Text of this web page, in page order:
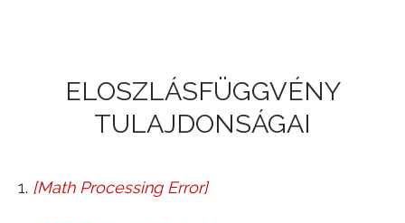
ELOSZLÁSFÜGGVÉNY
TULAJDONSÁGAI
1. [Math Processing Error]
lim−∞ F(x)=0